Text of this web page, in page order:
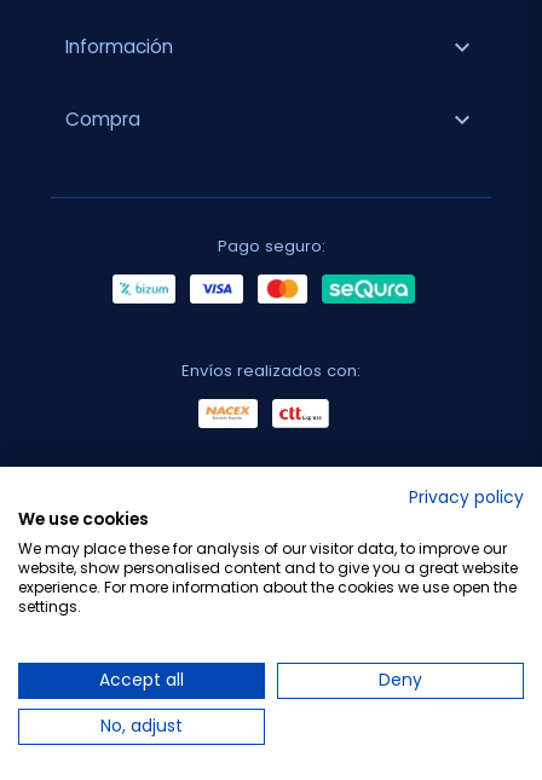
Información expand_more
Compra expand_more
Pago seguro:
Envíos realizados con:
Privacy policy
We use cookies
We may place these for analysis of our visitor data, to improve our
website, show personalised content and to give you a great website
experience. For more information about the cookies we use open the
settings.
Accept all
Deny
No, adjust